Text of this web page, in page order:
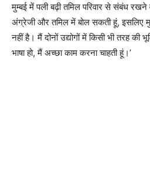
मुम्‍बई में पली बढ़ी तमिल परिवार से संबंध रखने
अंग्रेजी और तमिल में बोल सकती हूं, इसलिए
नहीं है। मैं दोनों उद्योगों में किसी भी तरह की
भाषा हो, मैं अच्छा काम करना चाहती हूं।’